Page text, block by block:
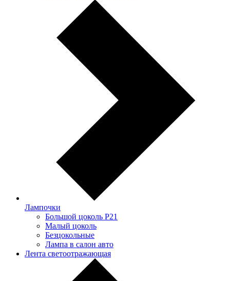
Лампочки
Большой цоколь P21
Малый цоколь
Безцокольные
Лампа в салон авто
Лента светоотражающая